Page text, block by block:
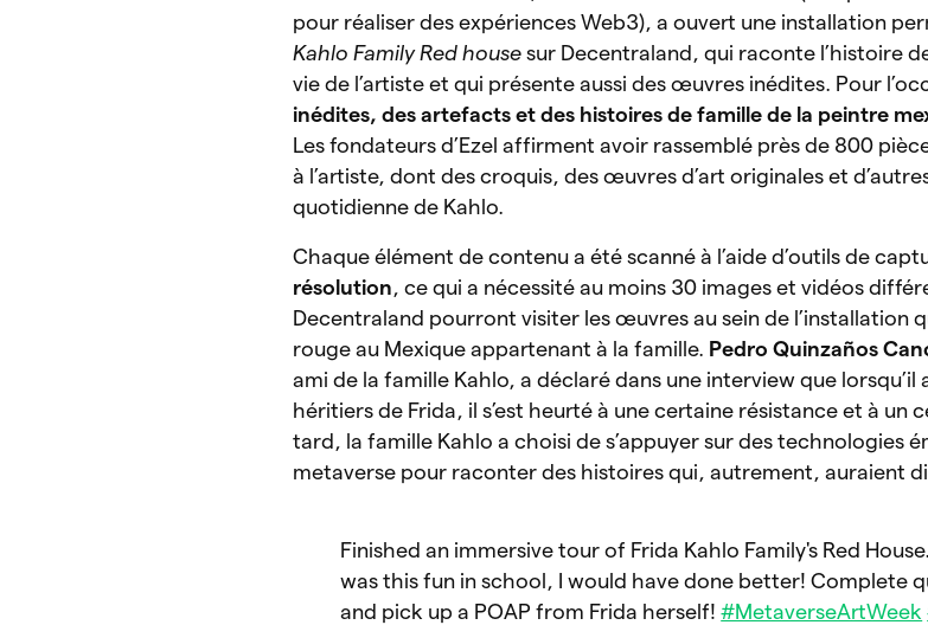
pour réaliser des expériences Web3), a ouvert une installation
Kahlo Family Red housesur Decentraland, qui raconte l’histoire
vie de l’artiste et qui présente aussi des œuvres inédites. Pour
inédites, des artefacts et des histoires de famille de la peintre
Les fondateurs d’Ezel affirment avoir rassemblé près de 800
à l’artiste, dont des croquis, des œuvres d’art originales et
quotidienne de Kahlo.
Chaque élément de contenu a été scanné à l’aide d’outils de
résolution, ce qui a nécessité au moins 30 images et vidéos
Decentraland pourront visiter les œuvres au sein de l’installation
rouge au Mexique appartenant à la famille. Pedro Quinzaños
ami de la famille Kahlo, a déclaré dans une interview que
héritiers de Frida, il s’est heurté à une certaine résistance et à un
tard, la famille Kahlo a choisi de s’appuyer sur des technologies
metaverse pour raconter des histoires qui, autrement, auraient
Finished an immersive tour of Frida Kahlo Family's Red
was this fun in school, I would have done better! Complete
and pick up a POAP from Frida herself!#MetaverseArtWeek